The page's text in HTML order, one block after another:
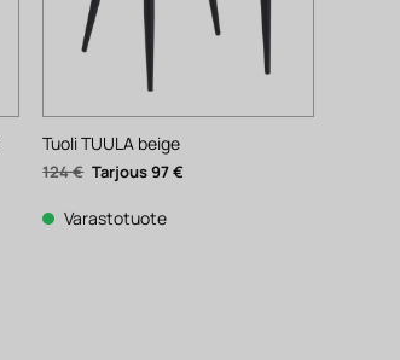
Tuoli TUULA beige
124€ Alkuperäinen
hinta
124 €.
97€
Varastotuote